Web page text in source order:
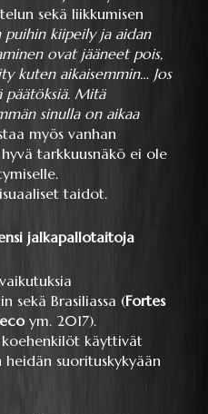
sekä liikkumisen
puihin kiipeily ja aidan
ovat jääneet pois,
kuten aikaisemmin… Jos
Mitä
sinulla on aikaa
myös vanhan
tarkkuusnäkö ei ole
taidot.
jalkapallotaitoja
sekä Brasiliassa (Fortes
ym. 2017).
koehenkilöt käyttivät
suorituskykyään